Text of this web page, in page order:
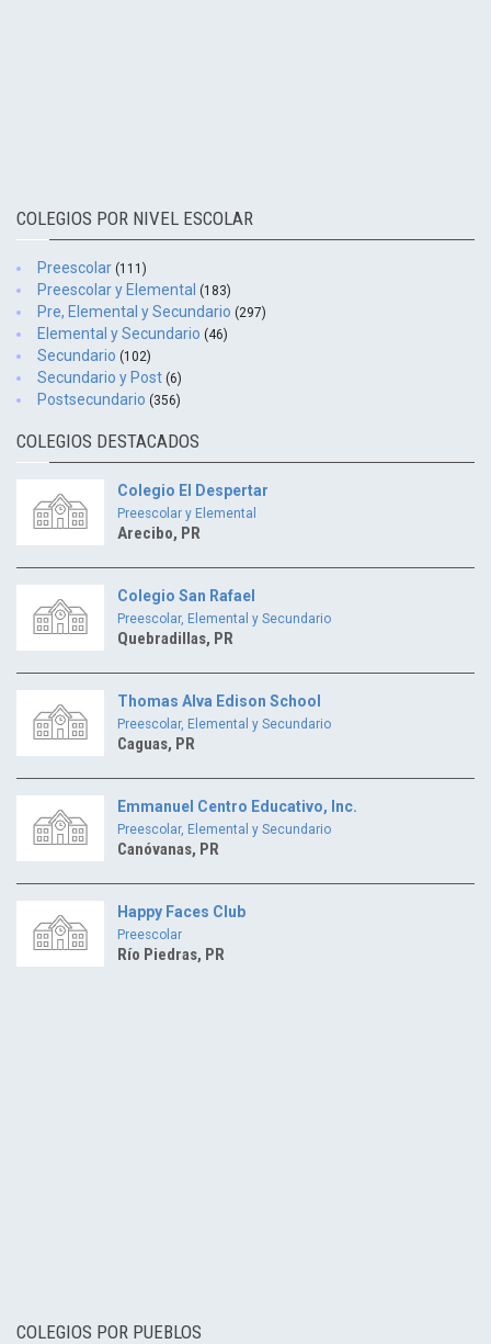
COLEGIOS POR NIVEL ESCOLAR
Preescolar (111)
Preescolar y Elemental (183)
Pre, Elemental y Secundario (297)
Elemental y Secundario (46)
Secundario (102)
Secundario y Post (6)
Postsecundario (356)
COLEGIOS DESTACADOS
Colegio El Despertar
Preescolar y Elemental
Arecibo, PR
Colegio San Rafael
Preescolar, Elemental y Secundario
Quebradillas, PR
Thomas Alva Edison School
Preescolar, Elemental y Secundario
Caguas, PR
Emmanuel Centro Educativo, Inc.
Preescolar, Elemental y Secundario
Canóvanas, PR
Happy Faces Club
Preescolar
Río Piedras, PR
COLEGIOS POR PUEBLOS